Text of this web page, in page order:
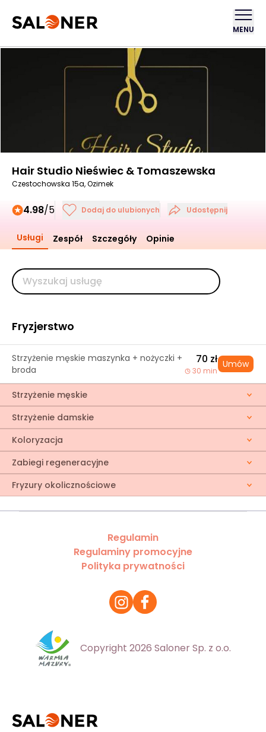
MENU
Hair Studio Nieświec & Tomaszewska
Czestochowska 15a, Ozimek
4.98/5 Dodaj do ulubionych Udostępnij
Usługi Zespół Szczegóły Opinie
Fryzjerstwo
Strzyżenie męskie maszynka + nożyczki +
broda
70 zł
30 min
Umów
Strzyżenie męskie
Strzyżenie damskie
Koloryzacja
Zabiegi regeneracyjne
Fryzury okolicznościowe
Regulamin
Regulaminy promocyjne
Polityka prywatności
Copyright 2026 Saloner Sp. z o.o.